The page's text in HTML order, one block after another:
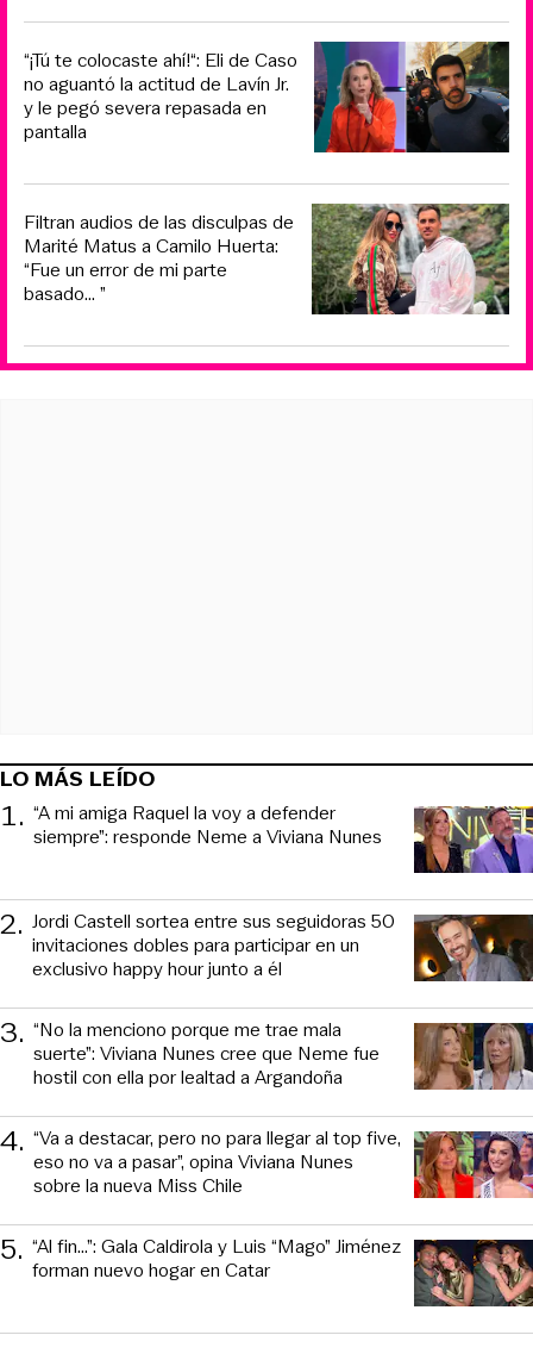
“¡Tú te colocaste ahí!“: Eli de Caso
no aguantó la actitud de Lavín Jr.
y le pegó severa repasada en
pantalla
Filtran audios de las disculpas de
Marité Matus a Camilo Huerta:
“Fue un error de mi parte
basado... ”
LO MÁS LEÍDO
1. “A mi amiga Raquel la voy a defender
siempre”: responde Neme a Viviana Nunes
2. Jordi Castell sortea entre sus seguidoras 50
invitaciones dobles para participar en un
exclusivo happy hour junto a él
3. “No la menciono porque me trae mala
suerte”: Viviana Nunes cree que Neme fue
hostil con ella por lealtad a Argandoña
4. “Va a destacar, pero no para llegar al top five,
eso no va a pasar”, opina Viviana Nunes
sobre la nueva Miss Chile
5. “Al fin…”: Gala Caldirola y Luis “Mago” Jiménez
forman nuevo hogar en Catar